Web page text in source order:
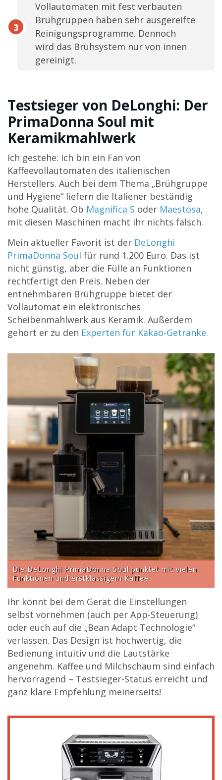
Vollautomaten mit fest verbauten
Brühgruppen haben sehr ausgereifte
Reinigungsprogramme. Dennoch
wird das Brühsystem nur von innen
gereinigt.
Testsieger von DeLonghi: Der
PrimaDonna Soul mit
Keramikmahlwerk
Ich gestehe: Ich bin ein Fan von
Kaffeevollautomaten des italienischen
Herstellers. Auch bei dem Thema „Brühgruppe
und Hygiene“ liefern die Italiener beständig
hohe Qualität. Ob Magnifica S oder Maestosa,
mit diesen Maschinen macht ihr nichts falsch.
Mein aktueller Favorit ist der DeLonghi
PrimaDonna Soul für rund 1.200 Euro. Das ist
nicht günstig, aber die Fülle an Funktionen
rechtfertigt den Preis. Neben der
entnehmbaren Brühgruppe bietet der
Vollautomat ein elektronisches
Scheibenmahlwerk aus Keramik. Außerdem
gehört er zu den Experten für Kakao-Getränke.
Die DeLonghi PrimaDonna Soul punktet mit vielen
Funktionen und erstklassigem Kaffee
Ihr könnt bei dem Gerät die Einstellungen
selbst vornehmen (auch per App-Steuerung)
oder euch auf die „Bean Adapt Technologie“
verlassen. Das Design ist hochwertig, die
Bedienung intuitiv und die Lautstärke
angenehm. Kaffee und Milchschaum sind einfach
hervorragend – Testsieger-Status erreicht und
ganz klare Empfehlung meinerseits!